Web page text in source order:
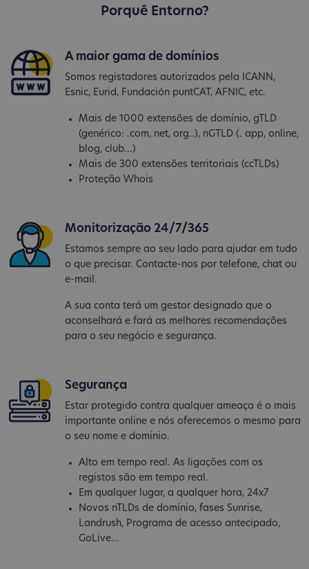
Porquê Entorno?
A maior gama de domínios
Somos registadores autorizados pela ICANN,
Esnic, Eurid, Fundación puntCAT, AFNIC, etc.
Mais de 1000 extensões de domínio, gTLD
(genérico: .com, net, org..), nGTLD (. app, online,
blog, club...)
Mais de 300 extensões territoriais (ccTLDs)
Proteção Whois
Monitorização 24/7/365
Estamos sempre ao seu lado para ajudar em tudo
o que precisar. Contacte-nos por telefone, chat ou
e-mail.
A sua conta terá um gestor designado que o
aconselhará e fará as melhores recomendações
para o seu negócio e segurança.
Segurança
Estar protegido contra qualquer ameaça é o mais
importante online e nós oferecemos o mesmo para
o seu nome e domínio.
Alto em tempo real. As ligações com os
registos são em tempo real.
Em qualquer lugar, a qualquer hora, 24x7
Novos nTLDs de domínio, fases Sunrise,
Landrush, Programa de acesso antecipado,
GoLive...